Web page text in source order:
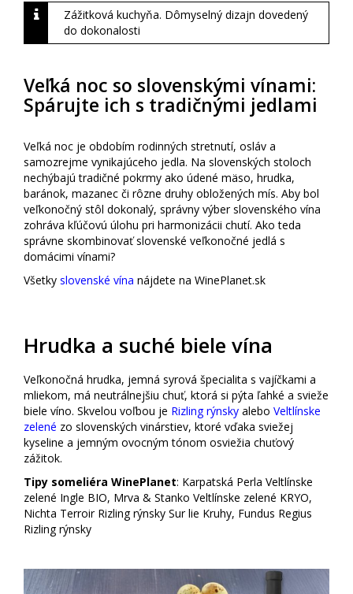
Zážitková kuchyňa. Dômyselný dizajn dovedený
do dokonalosti
Veľká noc so slovenskými vínami:
Spárujte ich s tradičnými jedlami
Veľká noc je obdobím rodinných stretnutí, osláv a
samozrejme vynikajúceho jedla. Na slovenských stoloch
nechýbajú tradičné pokrmy ako údené mäso, hrudka,
baránok, mazanec či rôzne druhy obložených mís. Aby bol
veľkonočný stôl dokonalý, správny výber slovenského vína
zohráva kľúčovú úlohu pri harmonizácii chutí. Ako teda
správne skombinovať slovenské veľkonočné jedlá s
domácimi vínami?
Všetky slovenské vína nájdete na WinePlanet.sk
Hrudka a suché biele vína
Veľkonočná hrudka, jemná syrová špecialita s vajíčkami a
mliekom, má neutrálnejšiu chuť, ktorá si pýta ľahké a svieže
biele víno. Skvelou voľbou je Rizling rýnsky alebo Veltlínske
zelené zo slovenských vinárstiev, ktoré vďaka sviežej
kyseline a jemným ovocným tónom osviežia chuťový
zážitok.
Tipy someliéra WinePlanet: Karpatská Perla Veltlínske
zelené Ingle BIO, Mrva & Stanko Veltlínske zelené KRYO,
Nichta Terroir Rizling rýnsky Sur lie Kruhy, Fundus Regius
Rizling rýnsky